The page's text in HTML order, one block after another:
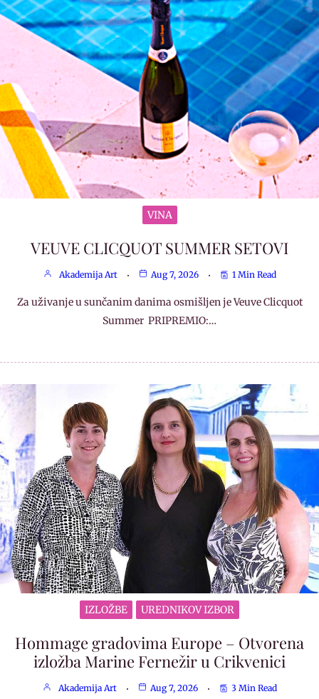
VINA
VEUVE CLICQUOT SUMMER SETOVI
Akademija Art Aug 7, 2026 1 Min Read
Za uživanje u sunčanim danima osmišljen je Veuve Clicquot
Summer PRIPREMIO:…
IZLOŽBE UREDNIKOV IZBOR
Hommage gradovima Europe – Otvorena
izložba Marine Fernežir u Crikvenici
Akademija Art Aug 7, 2026 3 Min Read